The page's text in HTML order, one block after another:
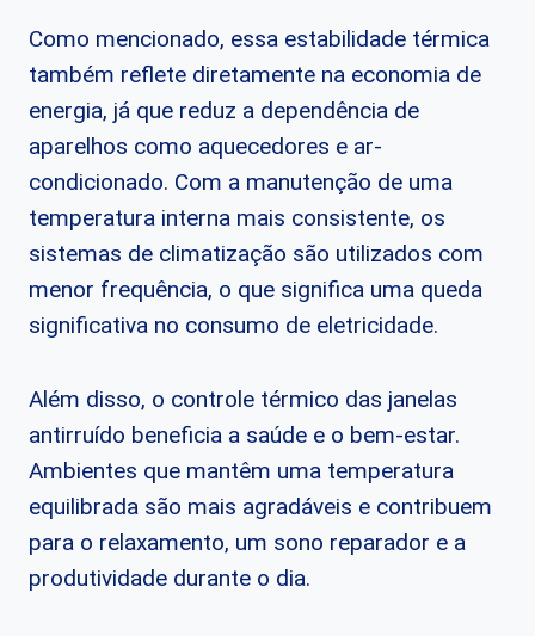
Como mencionado, essa estabilidade térmica
também reflete diretamente na economia de
energia, já que reduz a dependência de
aparelhos como aquecedores e ar-
condicionado. Com a manutenção de uma
temperatura interna mais consistente, os
sistemas de climatização são utilizados com
menor frequência, o que significa uma queda
significativa no consumo de eletricidade.
Além disso, o controle térmico das janelas
antirruído beneficia a saúde e o bem-estar.
Ambientes que mantêm uma temperatura
equilibrada são mais agradáveis e contribuem
para o relaxamento, um sono reparador e a
produtividade durante o dia.